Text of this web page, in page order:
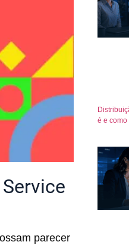
parecer
é e